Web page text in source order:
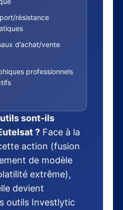
résistance
d’achat/vente
professionnels
sont-ils
? Face à la
action (fusion
de modèle
extrême),
devient
outils Investlytic